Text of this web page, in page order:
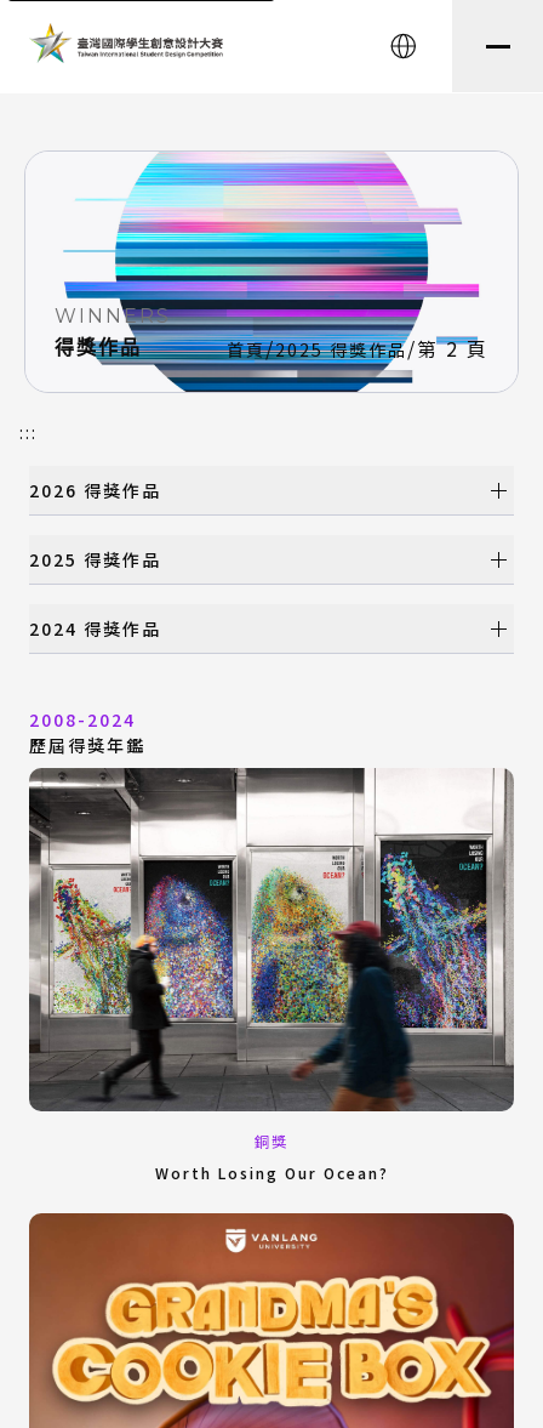
English
WINNERS
得獎作品
首頁/2025 得獎作品/第 2 頁
:::
2026 得獎作品
年度大獎
國際設計組織特別獎
視覺設計類
時尚設計類
特別獎
2025 得獎作品
年度大獎
國際設計組織特別獎
視覺設計類
數位動畫類
建築與景觀設計類
時尚設計類
特別獎
2024 得獎作品
國際設計組織特別獎
產品設計類
視覺設計類
數位動畫類
建築與景觀設計類
時尚設計類
特別獎
2008-2024
歷屆得獎年鑑
銅獎
Worth Losing Our Ocean?